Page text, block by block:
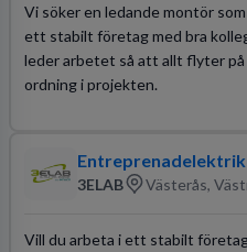
Vi söker en ledande montör
ett stabilt företag med bra
leder arbetet så att allt flyter
ordning i projekten.
3ELAB Västerås,
Vill du arbeta i ett stabilt